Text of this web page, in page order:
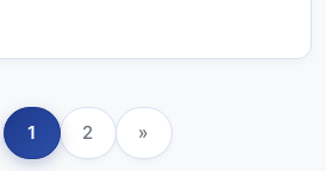
1 2 »